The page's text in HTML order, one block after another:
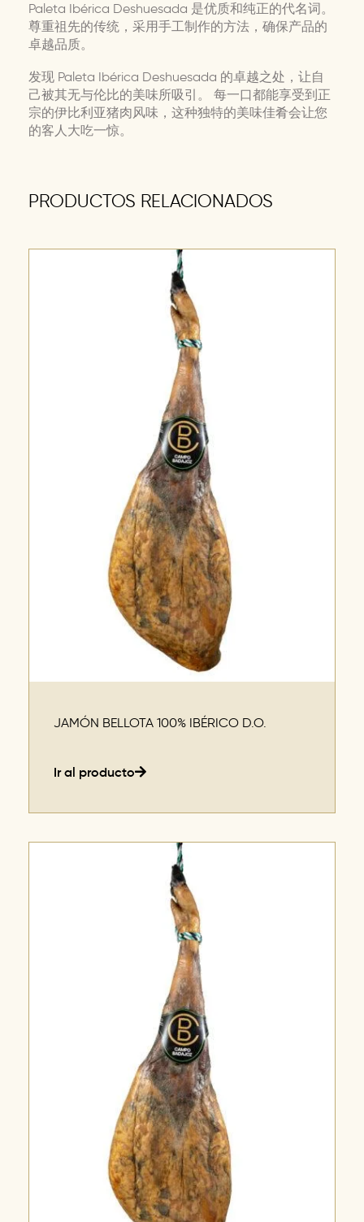
Paleta Ibérica Deshuesada 是优质和纯正的代名词。
尊重祖先的传统，采用手工制作的方法，确保产品的
卓越品质。
发现 Paleta Ibérica Deshuesada 的卓越之处，让自
己被其无与伦比的美味所吸引。 每一口都能享受到正
宗的伊比利亚猪肉风味，这种独特的美味佳肴会让您
的客人大吃一惊。
PRODUCTOS RELACIONADOS
JAMÓN BELLOTA 100% IBÉRICO D.O.
Ir al producto